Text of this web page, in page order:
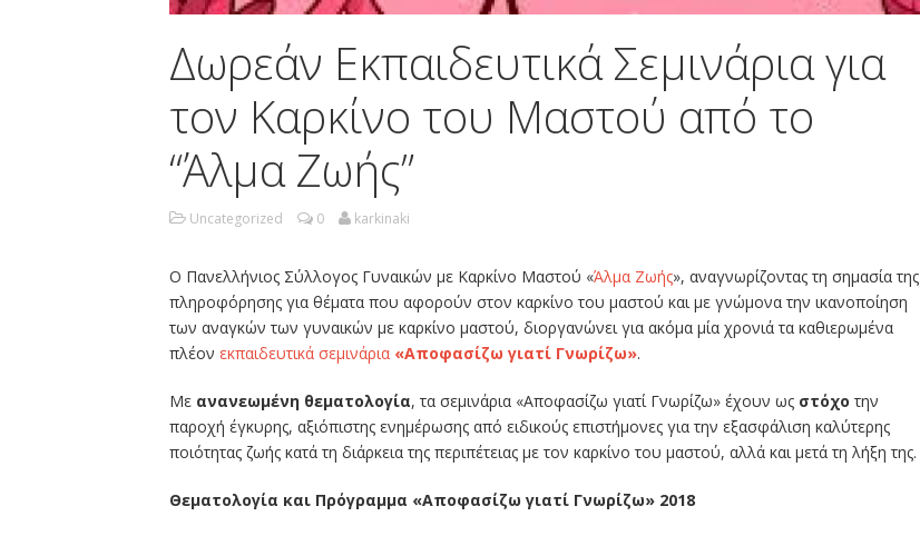
Δωρεάν Εκπαιδευτικά Σεμινάρια για
τον Καρκίνο του Μαστού από το
“Άλμα Ζωής”
Uncategorized 0 karkinaki
Ο Πανελλήνιος Σύλλογος Γυναικών με Καρκίνο Μαστού «Άλμα Ζωής», αναγνωρίζοντας τη σημασία της
πληροφόρησης για θέματα που αφορούν στον καρκίνο του μαστού και με γνώμονα την ικανοποίηση
των αναγκών των γυναικών με καρκίνο μαστού, διοργανώνει για ακόμα μία χρονιά τα καθιερωμένα
πλέον εκπαιδευτικά σεμινάρια «Αποφασίζω γιατί Γνωρίζω».
Με ανανεωμένη θεματολογία, τα σεμινάρια «Αποφασίζω γιατί Γνωρίζω» έχουν ως στόχο την
παροχή έγκυρης, αξιόπιστης ενημέρωσης από ειδικούς επιστήμονες για την εξασφάλιση καλύτερης
ποιότητας ζωής κατά τη διάρκεια της περιπέτειας με τον καρκίνο του μαστού, αλλά και μετά τη λήξη της.
Θεματολογία και Πρόγραμμα «Αποφασίζω γιατί Γνωρίζω» 2018